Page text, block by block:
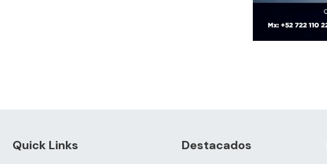
Quick Links Destacados